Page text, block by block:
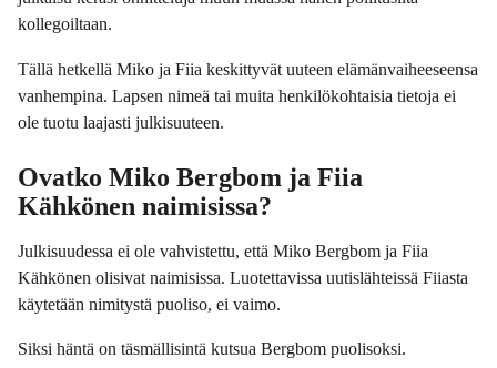
kollegoiltaan.
Tällä hetkellä Miko ja Fiia keskittyvät uuteen elämänvaiheeseensa
vanhempina. Lapsen nimeä tai muita henkilökohtaisia tietoja ei
ole tuotu laajasti julkisuuteen.
Ovatko Miko Bergbom ja Fiia
Kähkönen naimisissa?
Julkisuudessa ei ole vahvistettu, että Miko Bergbom ja Fiia
Kähkönen olisivat naimisissa. Luotettavissa uutislähteissä Fiiasta
käytetään nimitystä puoliso, ei vaimo.
Siksi häntä on täsmällisintä kutsua Bergbom puolisoksi.